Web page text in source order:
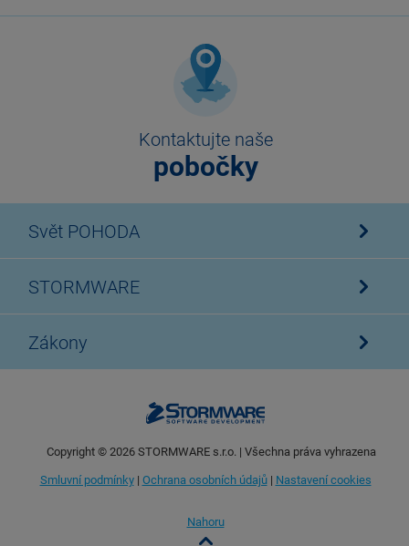
Kontaktujte naše
pobočky
Svět POHODA
STORMWARE
Zákony
Copyright © 2026STORMWARE s.r.o. | Všechna práva vyhrazena
Smluvní podmínky| Ochrana osobních údajů| Nastavení cookies
Nahoru